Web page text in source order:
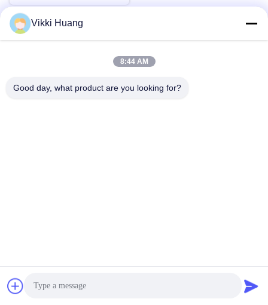
industriële besturingspcb-
Vikki Huang
8:44 AM
Good day, what product are you looking for?